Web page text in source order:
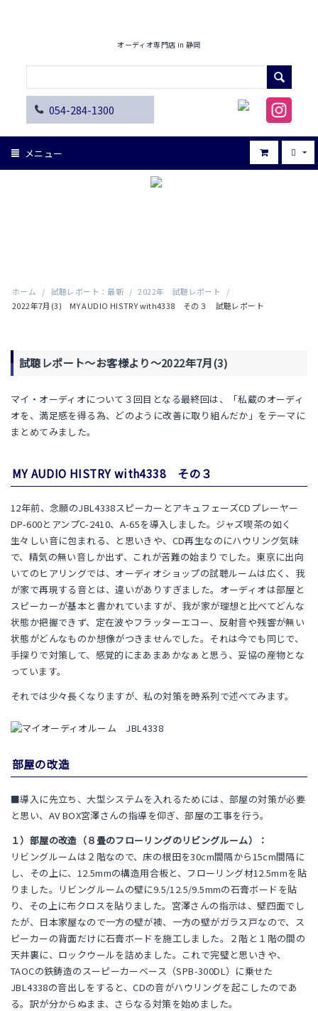
オーディオ専門店 in 静岡
054-284-1300
メニュー
ホーム / 試聴レポート：最新 / 2022年 試聴レポート
/
2022年7月(3) MY AUDIO HISTRY with4338 その３ 試聴レポート
試聴レポート～お客様より～2022年7月(3)
マイ・オーディオについて３回目となる最終回は、「私蔵のオーディ
オを、満足感を得る為、どのように改善に取り組んだか」をテーマに
まとめてみました。
MY AUDIO HISTRY with4338 その３
12年前、念願のJBL4338スピーカーとアキュフェーズCDプレーヤー
DP-600とアンプC-2410、A-65を導入しました。ジャズ喫茶の如く
生々しい音に包まれる、と思いきや、CD再生なのにハウリング気味
で、精気の無い音しか出ず、これが苦難の始まりでした。東京に出向
いてのヒアリングでは、オーディオショップの試聴ルームは広く、我
が家で再現する音とは、違いがありすぎました。オーディオは部屋と
スピーカーが基本と書かれていますが、我が家が理想と比べてどんな
状態か把握できず、定在波やフラッターエコー、反射音や残響が無い
状態がどんなものか想像がつきませんでした。それは今でも同じで、
手探りで対策して、感覚的にまあまあかなぁと思う、妥協の産物とな
っています。
それでは少々長くなりますが、私の対策を時系列で述べてみます。
部屋の改造
■導入に先立ち、大型システムを入れるためには、部屋の対策が必要
と思い、AV BOX宮澤さんの指導を仰ぎ、部屋の工事を行う。
１）部屋の改造（８畳のフローリングのリビングルーム）：
リビングルームは２階なので、床の根田を30cm間隔から15cm間隔に
し、その上に、12.5mmの構造用合板と、フローリング材12.5mmを貼
りました。リビングルームの壁に9.5/12.5/9.5mmの石膏ボードを貼
り、その上に布クロスを貼りました。宮澤さんの指示は、壁四面でし
たが、日本家屋なので一方の壁が襖、一方の壁がガラス戸なので、ス
ピーカーの背面だけに石膏ボードを施工しました。２階と１階の間の
天井裏に、ロックウールを詰めました。これで完璧と思いきや、
TAOCの鉄鋳造のスーピーカーベース（SPB-300DL）に乗せた
JBL4338の音出しをすると、CDの音がハウリングを起こしたのであ
る。訳が分からぬまま、さらなる対策を始めました。